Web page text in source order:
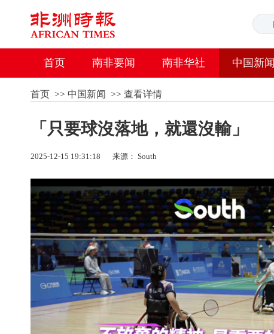
首页 南非要闻 南非华社 中国新闻
首页>> 中国新闻 >> 查看详情
「只要球沒落地，就還沒輸」
2025-12-15 19:31:18 来源： South